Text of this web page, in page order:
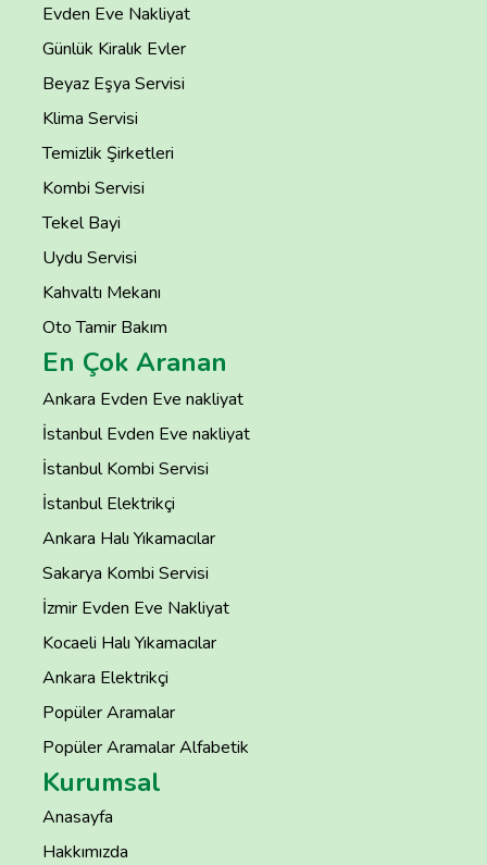
Evden Eve Nakliyat
Günlük Kiralık Evler
Beyaz Eşya Servisi
Klima Servisi
Temizlik Şirketleri
Kombi Servisi
Tekel Bayi
Uydu Servisi
Kahvaltı Mekanı
Oto Tamir Bakım
En Çok Aranan
Ankara Evden Eve nakliyat
İstanbul Evden Eve nakliyat
İstanbul Kombi Servisi
İstanbul Elektrikçi
Ankara Halı Yıkamacılar
Sakarya Kombi Servisi
İzmir Evden Eve Nakliyat
Kocaeli Halı Yıkamacılar
Ankara Elektrikçi
Popüler Aramalar
Popüler Aramalar Alfabetik
Kurumsal
Anasayfa
Hakkımızda